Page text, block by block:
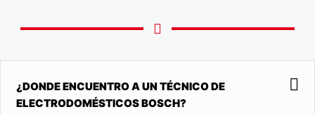
¿DONDE ENCUENTRO A UN TÉCNICO DE
ELECTRODOMÉSTICOS BOSCH?